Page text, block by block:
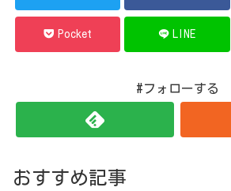
Pocket LINE
#フォローする
おすすめ記事